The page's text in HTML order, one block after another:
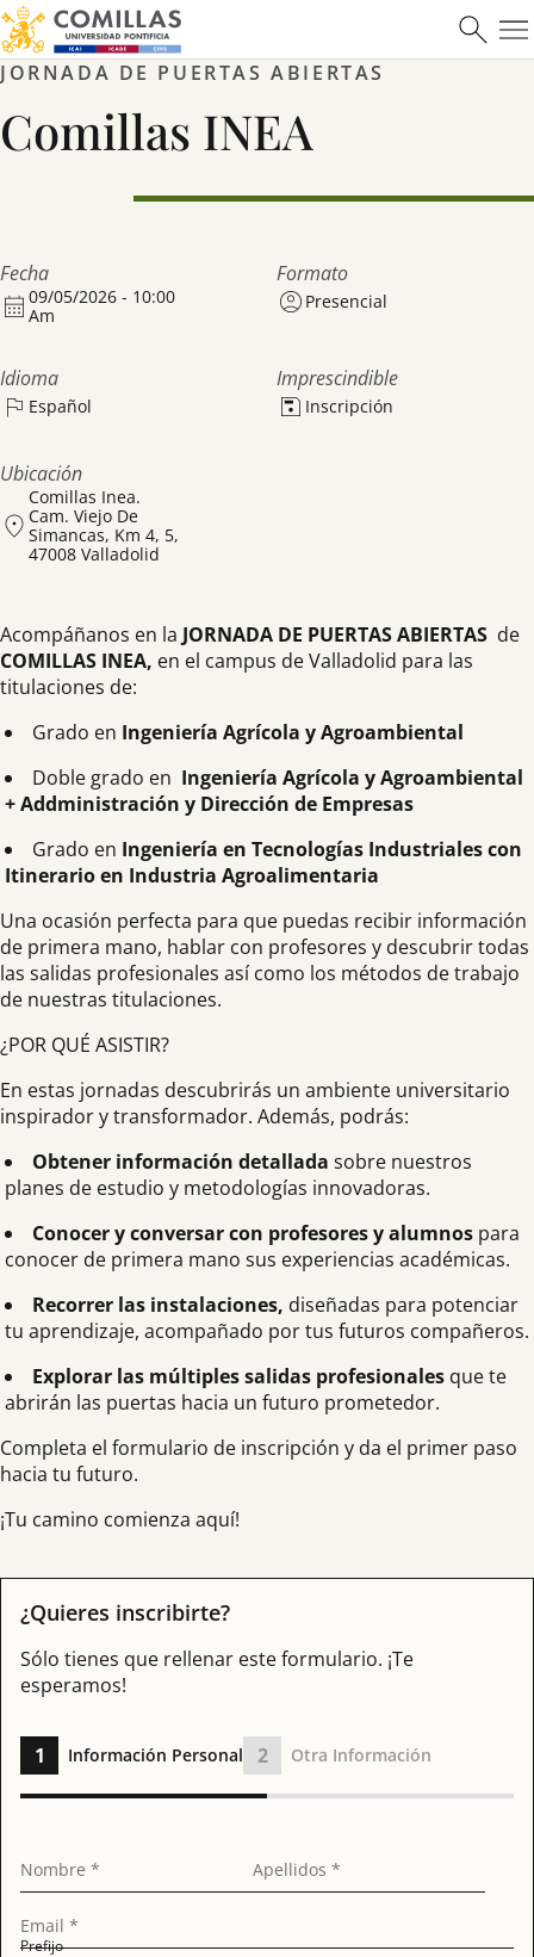
JORNADA DE PUERTAS ABIERTAS
Comillas INEA
Fecha
09/05/2026 - 10:00
Am
Formato
Presencial
Idioma
Español
Imprescindible
Inscripción
Ubicación
Comillas Inea.
Cam. Viejo De
Simancas, Km 4, 5,
47008 Valladolid
Acompáñanos en la JORNADA DE PUERTAS ABIERTAS de
COMILLAS INEA, en el campus de Valladolid para las
titulaciones de:
Grado en Ingeniería Agrícola y Agroambiental
Doble grado en Ingeniería Agrícola y Agroambiental
+ Addministración y Dirección de Empresas
Grado en Ingeniería en Tecnologías Industriales con
Itinerario en Industria Agroalimentaria
Una ocasión perfecta para que puedas recibir información
de primera mano, hablar con profesores y descubrir todas
las salidas profesionales así como los métodos de trabajo
de nuestras titulaciones.
¿POR QUÉ ASISTIR?
En estas jornadas descubrirás un ambiente universitario
inspirador y transformador. Además, podrás:
Obtener información detallada sobre nuestros
planes de estudio y metodologías innovadoras.
Conocer y conversar con profesores y alumnos para
conocer de primera mano sus experiencias académicas.
Recorrer las instalaciones, diseñadas para potenciar
tu aprendizaje, acompañado por tus futuros compañeros.
Explorar las múltiples salidas profesionales que te
abrirán las puertas hacia un futuro prometedor.
Completa el formulario de inscripción y da el primer paso
hacia tu futuro.
¡Tu camino comienza aquí!
¿Quieres inscribirte?
Sólo tienes que rellenar este formulario. ¡Te
esperamos!
1 Información Personal 2 Otra Información
Nombre * Apellidos *
Email *
Prefijo